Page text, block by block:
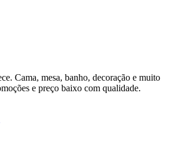
Cama, mesa, banho, decoração e muito
e preço baixo com qualidade.